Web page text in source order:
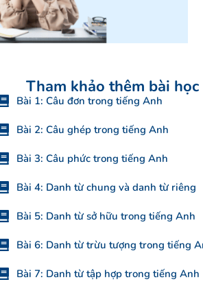
Tham khảo thêm bài học
Bài 1: Câu đơn trong tiếng Anh
Bài 2: Câu ghép trong tiếng Anh
Bài 3: Câu phức trong tiếng Anh
Bài 4: Danh từ chung và danh từ riêng
Bài 5: Danh từ sở hữu trong tiếng Anh
Bài 6: Danh từ trừu tượng trong tiếng
Bài 7: Danh từ tập hợp trong tiếng Anh